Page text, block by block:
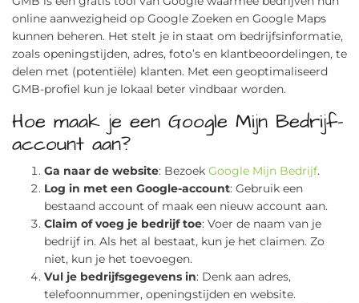
online aanwezigheid op Google Zoeken en Google Maps
kunnen beheren. Het stelt je in staat om bedrijfsinformatie,
zoals openingstijden, adres, foto’s en klantbeoordelingen, te
delen met (potentiële) klanten. Met een geoptimaliseerd
GMB-profiel kun je lokaal beter vindbaar worden.
Hoe maak je een Google Mijn Bedrijf-
account aan?
Ga naar de website: Bezoek Google Mijn Bedrijf.
Log in met een Google-account: Gebruik een
bestaand account of maak een nieuw account aan.
Claim of voeg je bedrijf toe: Voer de naam van je
bedrijf in. Als het al bestaat, kun je het claimen. Zo
niet, kun je het toevoegen.
Vul je bedrijfsgegevens in: Denk aan adres,
telefoonnummer, openingstijden en website.